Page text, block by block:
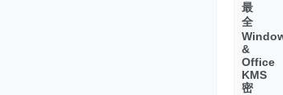
最
全
&
Office
KMS
密